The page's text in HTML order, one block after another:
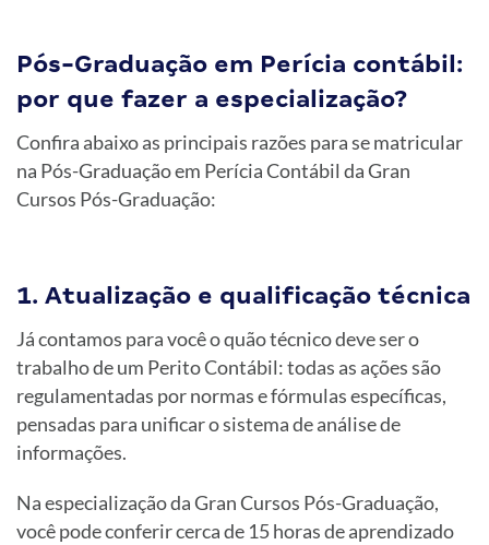
Pós-Graduação em Perícia contábil:
por que fazer a especialização?
Confira abaixo as principais razões para se matricular
na Pós-Graduação em Perícia Contábil da Gran
Cursos Pós-Graduação:
1. Atualização e qualificação técnica
Já contamos para você o quão técnico deve ser o
trabalho de um Perito Contábil: todas as ações são
regulamentadas por normas e fórmulas específicas,
pensadas para unificar o sistema de análise de
informações.
Na especialização da Gran Cursos Pós-Graduação,
você pode conferir cerca de 15 horas de aprendizado